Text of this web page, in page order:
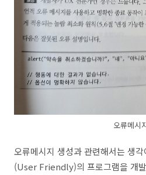
오류메시
오류메시지 생성과 관련해서는 생
(User Friendly)의 프로그램을 개